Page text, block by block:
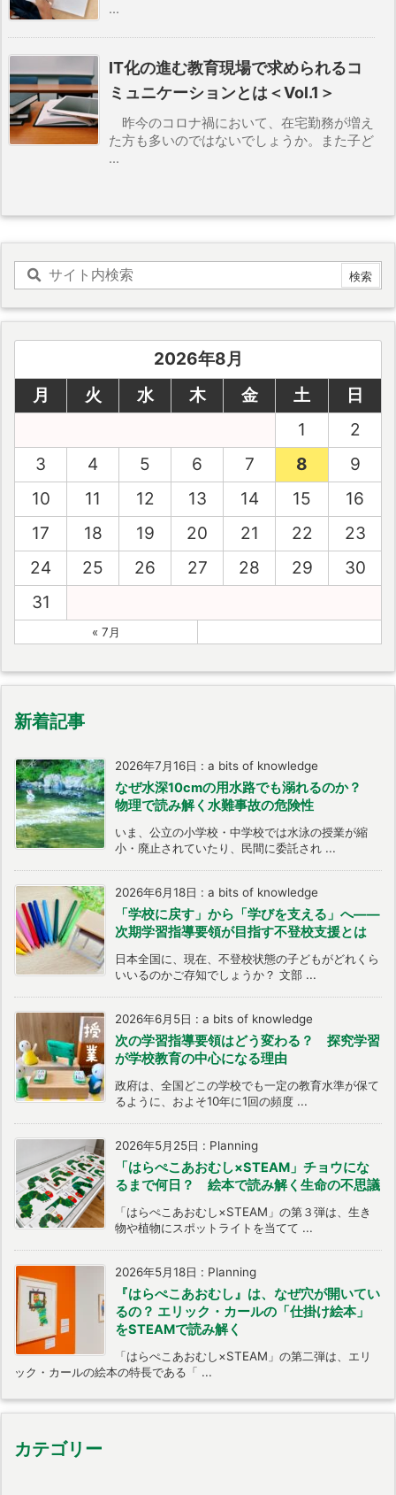
...
IT化の進む教育現場で求められるコ
ミュニケーションとは＜Vol.1＞
昨今のコロナ禍において、在宅勤務が増え
た方も多いのではないでしょうか。また子ど
...
2026年8月
月
火 水 木 金 土
日
1
2
3
4 5 6 7 8
9
10
11 12 13 14 15
16
17
18 19 20 21 22
23
24
25 26 27 28 29
30
31
« 7月
新着記事
2026年7月16日 : a bits of knowledge
なぜ水深10cmの用水路でも溺れるのか？
物理で読み解く水難事故の危険性
いま、公立の小学校・中学校では水泳の授業が縮
小・廃止されていたり、民間に委託され ...
2026年6月18日 : a bits of knowledge
「学校に戻す」から「学びを支える」へ――
次期学習指導要領が目指す不登校支援とは
日本全国に、現在、不登校状態の子どもがどれくら
いいるのかご存知でしょうか？ 文部 ...
2026年6月5日 : a bits of knowledge
次の学習指導要領はどう変わる？ 探究学習
が学校教育の中心になる理由
政府は、全国どこの学校でも一定の教育水準が保て
るように、およそ10年に1回の頻度 ...
2026年5月25日 : Planning
「はらぺこあおむし×STEAM」チョウにな
るまで何日？ 絵本で読み解く生命の不思議
「はらぺこあおむし×STEAM」の第３弾は、生き
物や植物にスポットライトを当てて ...
2026年5月18日 : Planning
『はらぺこあおむし』は、なぜ穴が開いてい
るの？ エリック・カールの「仕掛け絵本」
をSTEAMで読み解く
「はらぺこあおむし×STEAM」の第二弾は、エリ
ック・カールの絵本の特長である「 ...
カテゴリー